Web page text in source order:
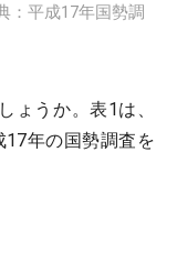
：平成17年国勢調
ょうか。表1は、
年の国勢調査を